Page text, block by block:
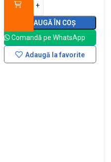
ADAUGĂ ÎN COȘ
Comandă pe WhatsApp
Adaugă la favorite